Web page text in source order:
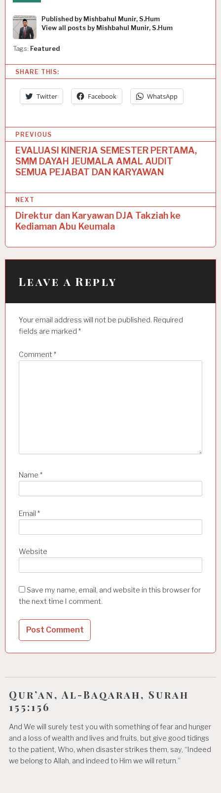
Published by Mishbahul Munir, S.Hum
View all posts by Mishbahul Munir, S.Hum
Tags: Featured
SHARE THIS:
Twitter Facebook WhatsApp
o
n
i
g
PREVIOUS
EVALUASI KINERJA SEMESTER PERTAMA,
SMM DAYAH JEUMALA AMAL AUDIT
SEMUA PEJABAT DAN KARYAWAN
NEXT
Direktur dan Karyawan DJA Takziah ke
Kediaman Abu Keumala
Leave a Reply
Your email address will not be published. Required
fields are marked *
Comment *
Name *
Email *
Website
Save my name, email, and website in this browser for
the next time I comment.
Qur’an, Al-Baqarah, Surah
155:156
And We will surely test you with something of fear and hunger
and a loss of wealth and lives and fruits, but give good tidings
to the patient, Who, when disaster strikes them, say, “Indeed
we belong to Allah, and indeed to Him we will return.”